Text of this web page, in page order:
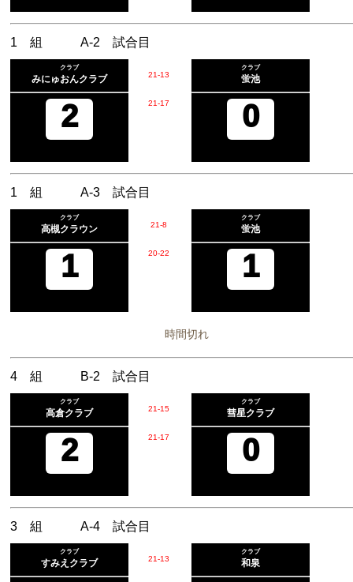
1 組 A-2 試合目
クラブ
みにゅおんクラブ
2
21-13
21-17
クラブ
蛍池
0
1 組 A-3 試合目
クラブ
高槻クラウン
1
21-8
20-22
クラブ
蛍池
1
時間切れ
4 組 B-2 試合目
クラブ
高倉クラブ
2
21-15
21-17
クラブ
彗星クラブ
0
3 組 A-4 試合目
クラブ
すみえクラブ 21-13
クラブ
和泉